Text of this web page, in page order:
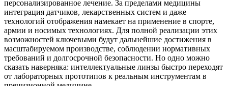
персонализированное лечение. За пределами медицины
интеграция датчиков, лекарственных систем и даже
технологий отображения намекает на применение в спорте,
армии и носимых технологиях. Для полной реализации этих
возможностей ключевыми будут дальнейшие достижения в
масштабируемом производстве, соблюдении нормативных
требований и долгосрочной безопасности. Но одно можно
сказать наверняка: интеллектуальные линзы быстро переходят
от лабораторных прототипов к реальным инструментам в